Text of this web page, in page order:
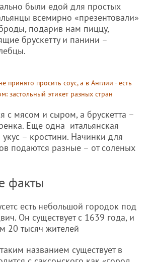
были едой для простых
всемирно «презентовали»
подарив нам пиццу,
брускетту и панини –
принято просить соус, а в Англии - есть
застольный этикет разных стран
с мясом и сыром, а брускетта –
Еще одна итальянская
укус – кростини. Начинки для
подаются разные – от соленых
факты
есть небольшой городок под
Он существует с 1639 года, и
20 тысяч жителей
названием существует в